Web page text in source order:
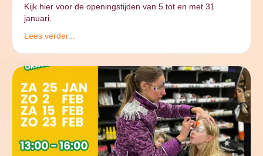
Kijk hier voor de openingstijden van 5 tot en met 31
januari.
Lees verder...